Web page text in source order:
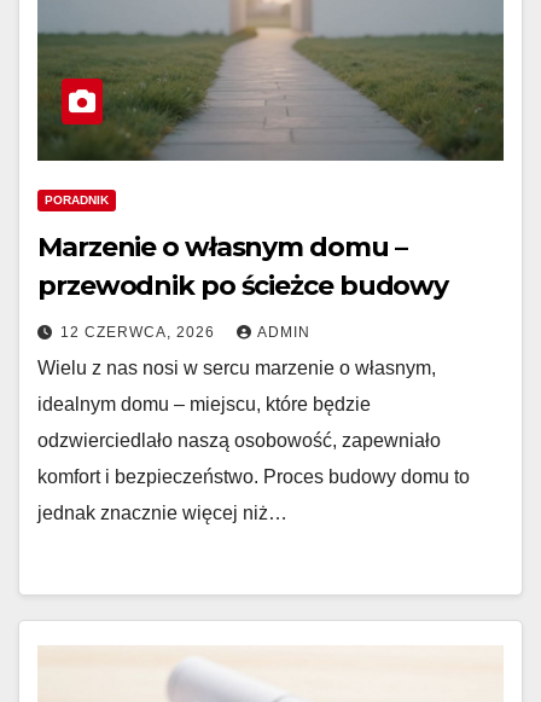
PORADNIK
Marzenie o własnym domu –
przewodnik po ścieżce budowy
12 CZERWCA, 2026 ADMIN
Wielu z nas nosi w sercu marzenie o własnym,
idealnym domu – miejscu, które będzie
odzwierciedlało naszą osobowość, zapewniało
komfort i bezpieczeństwo. Proces budowy domu to
jednak znacznie więcej niż…